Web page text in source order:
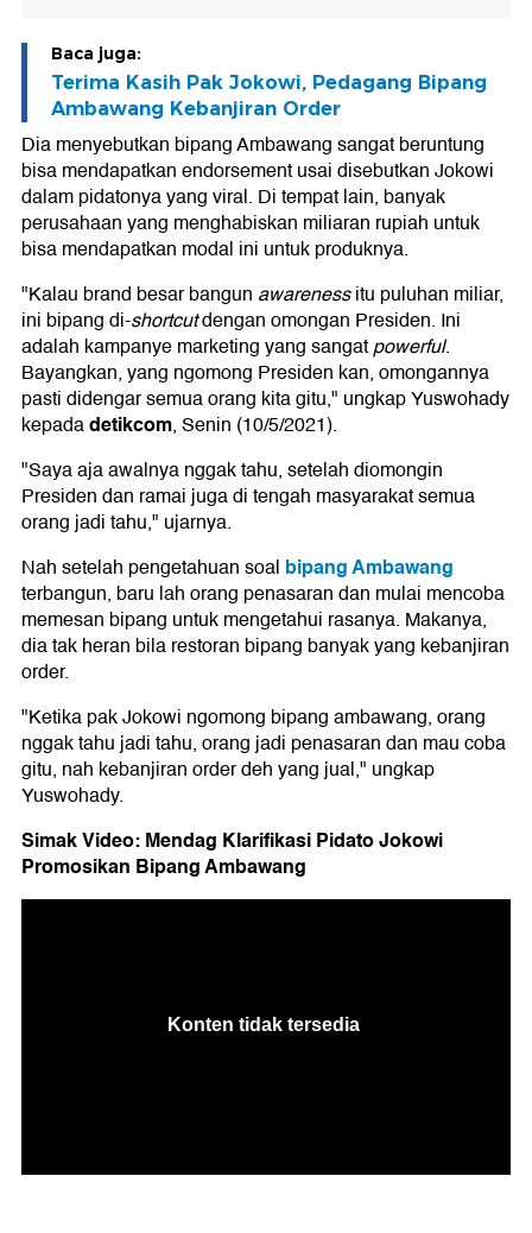
Baca juga:
Terima Kasih Pak Jokowi, Pedagang Bipang
Ambawang Kebanjiran Order
Dia menyebutkan bipang Ambawang sangat beruntung
bisa mendapatkan endorsement usai disebutkan Jokowi
dalam pidatonya yang viral. Di tempat lain, banyak
perusahaan yang menghabiskan miliaran rupiah untuk
bisa mendapatkan modal ini untuk produknya.
"Kalau brand besar bangun awarenessitu puluhan miliar,
ini bipang di-shortcutdengan omongan Presiden. Ini
adalah kampanye marketing yang sangatpowerful.
Bayangkan, yang ngomong Presiden kan, omongannya
pasti didengar semua orang kita gitu," ungkap Yuswohady
kepadadetikcom, Senin (10/5/2021).
"Saya aja awalnya nggak tahu, setelah diomongin
Presiden dan ramai juga di tengah masyarakat semua
orang jadi tahu," ujarnya.
Nah setelah pengetahuan soal bipang Ambawang
terbangun, baru lah orang penasaran dan mulai mencoba
memesan bipang untuk mengetahui rasanya. Makanya,
dia tak heran bila restoran bipang banyak yang kebanjiran
order.
"Ketika pak Jokowi ngomong bipang ambawang, orang
nggak tahu jadi tahu, orang jadi penasaran dan mau coba
gitu, nah kebanjiran order deh yang jual," ungkap
Yuswohady.
Simak Video: Mendag Klarifikasi Pidato Jokowi
Promosikan Bipang Ambawang